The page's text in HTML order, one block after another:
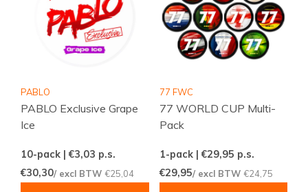
PABLO
PABLO Exclusive Grape
Ice
10-pack | €3,03 p.s.
€30,30/ excl BTW €25,04
77 FWC
77 WORLD CUP Multi-
Pack
1-pack | €29,95 p.s.
€29,95/ excl BTW €24,75